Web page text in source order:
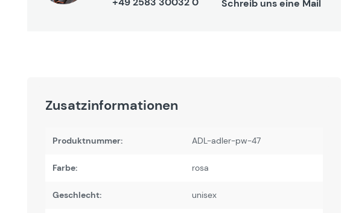
Schreib uns eine Mail
Zusatzinformationen
Produktnummer: ADL-adler-pw-47
Farbe: rosa
Geschlecht: unisex